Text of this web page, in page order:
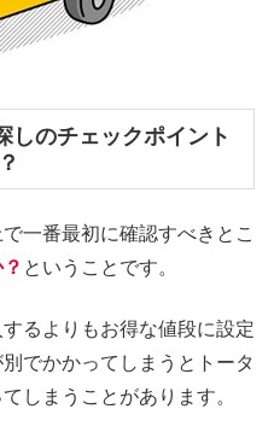
しのチェックポイント
一番最初に確認すべきとこ
ということです。
るよりもお得な値段に設定
でかかってしまうとトータ
しまうことがあります。